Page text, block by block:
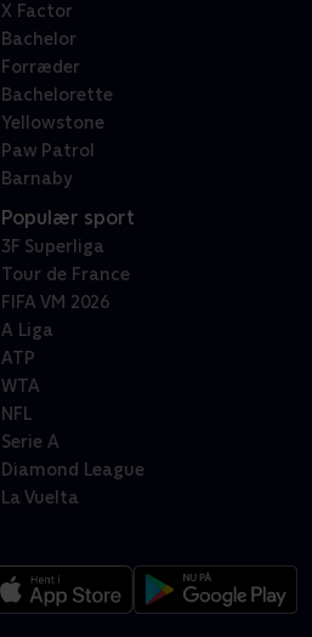
X Factor
Bachelor
Forræder
Bachelorette
Yellowstone
Paw Patrol
Barnaby
Populær sport
3F Superliga
Tour de France
FIFA VM 2026
A Liga
ATP
WTA
NFL
Serie A
Diamond League
La Vuelta